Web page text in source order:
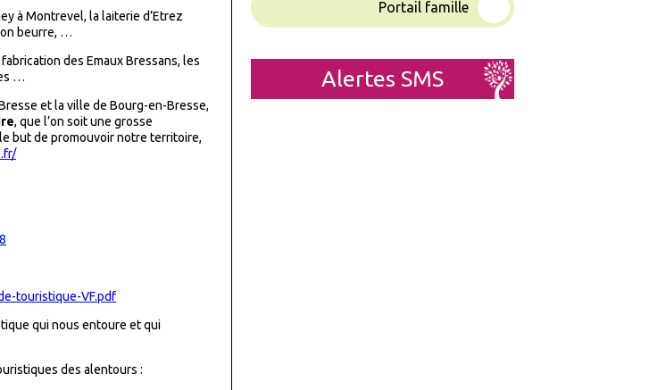
à Montrevel, la laiterie d’Etrez
beurre, …
des Emaux Bressans, les
…
et la ville de Bourg-en-Bresse,
, que l’on soit une grosse
but de promouvoir notre territoire,
touristique-VF.pdf
qui nous entoure et qui
des alentours :
Portail famille
Alertes SMS